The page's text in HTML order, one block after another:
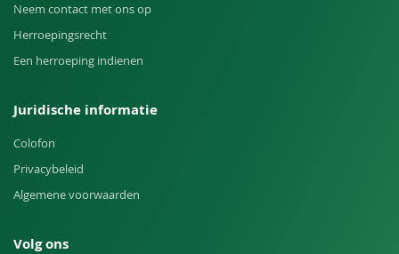
Neem contact met ons op
Herroepingsrecht
Een herroeping indienen
Juridische informatie
Colofon
Privacybeleid
Algemene voorwaarden
Volg ons